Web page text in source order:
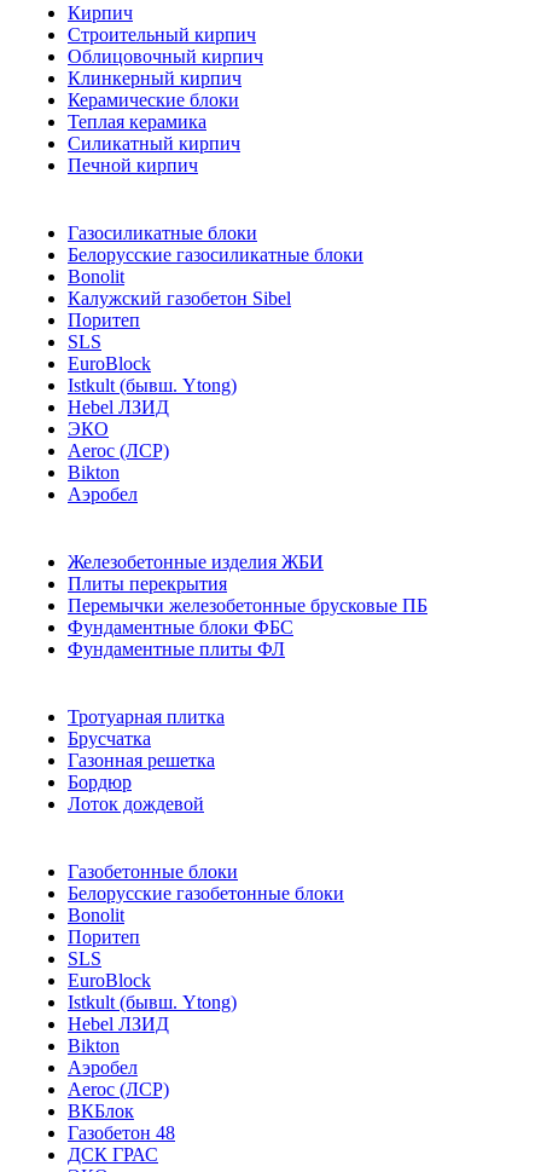
Кирпич
Строительный кирпич
Облицовочный кирпич
Клинкерный кирпич
Керамические блоки
Теплая керамика
Силикатный кирпич
Печной кирпич
Газосиликатные блоки
Белорусские газосиликатные блоки
Bonolit
Калужский газобетон Sibel
Поритеп
SLS
EuroBlock
Istkult (бывш. Ytong)
Hebel ЛЗИД
ЭКО
Aeroc (ЛСР)
Bikton
Аэробел
Железобетонные изделия ЖБИ
Плиты перекрытия
Перемычки железобетонные брусковые ПБ
Фундаментные блоки ФБС
Фундаментные плиты ФЛ
Тротуарная плитка
Брусчатка
Газонная решетка
Бордюр
Лоток дождевой
Газобетонные блоки
Белорусские газобетонные блоки
Bonolit
Поритеп
SLS
EuroBlock
Istkult (бывш. Ytong)
Hebel ЛЗИД
Bikton
Аэробел
Aeroc (ЛСР)
ВКБлок
Газобетон 48
ДСК ГРАС